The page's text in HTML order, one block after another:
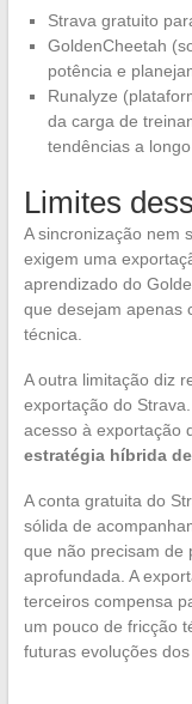
Strava gratuito
GoldenCheetah
potência e
Runalyze
da carga de
tendências a
Limites
A sincronização nem
exigem uma
aprendizado do
que desejam apenas
técnica.
A outra limitação diz
exportação do
acesso à exportação
estratégia híbrida
A conta gratuita do
sólida de
que não precisam de
aprofundada. A
terceiros compensa
um pouco de fricção
futuras evoluções